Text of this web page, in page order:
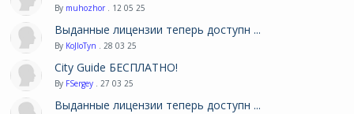
By muhozhor . 12 05 25
Выданные лицензии теперь доступн ...
By KoJIoTyn . 28 03 25
City Guide БЕСПЛАТНО!
By FSergey . 27 03 25
Выданные лицензии теперь доступн ...